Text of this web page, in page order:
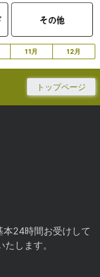
11月 12月
トップページ
24時間お受けして
します。